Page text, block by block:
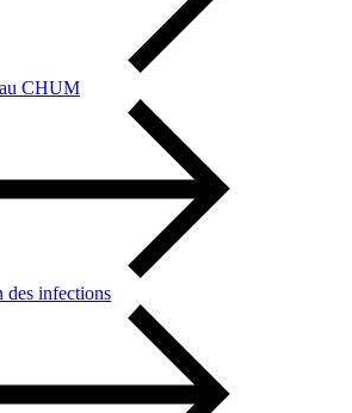
CHUM
des infections